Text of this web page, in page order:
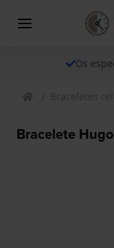
Os
Braceletes
Bracelete